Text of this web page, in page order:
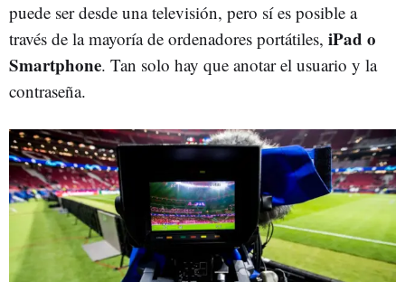
puede ser desde una televisión, pero sí es posible a
través de la mayoría de ordenadores portátiles, iPad o
Smartphone. Tan solo hay que anotar el usuario y la
contraseña.